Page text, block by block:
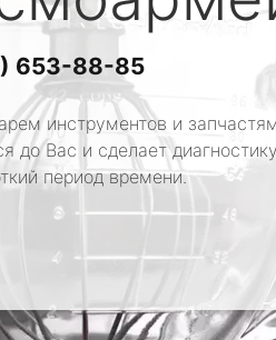
653-88-85
инструментов и
до Вас и сделает
период времени.